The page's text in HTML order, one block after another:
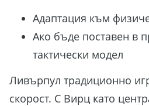
Адаптация към
Ако бъде поставен в
тактически модел
Ливърпул традиционно
скорост. С Вирц като